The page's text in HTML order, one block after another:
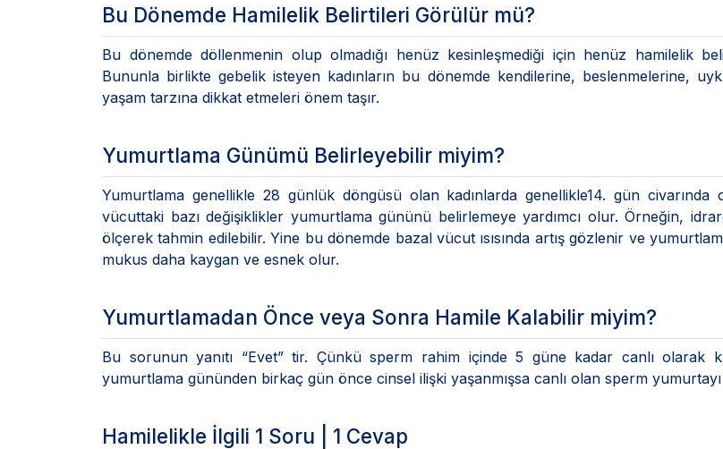
Bu Dönemde Hamilelik Belirtileri Görülür mü?
Bu dönemde döllenmenin olup olmadığı henüz kesinleşmediği için henüz hamilelik
Bununla birlikte gebelik isteyen kadınların bu dönemde kendilerine, beslenmelerine,
yaşam tarzına dikkat etmeleri önem taşır.
Yumurtlama Günümü Belirleyebilir miyim?
Yumurtlama genellikle 28 günlük döngüsü olan kadınlarda genellikle14. gün civarında
vücuttaki bazı değişiklikler yumurtlama gününü belirlemeye yardımcı olur. Örneğin,
ölçerek tahmin edilebilir. Yine bu dönemde bazal vücut ısısında artış gözlenir ve
mukus daha kaygan ve esnek olur.
Yumurtlamadan Önce veya Sonra Hamile Kalabilir miyim?
Bu sorunun yanıtı “Evet” tir. Çünkü sperm rahim içinde 5 güne kadar canlı olarak
yumurtlama gününden birkaç gün önce cinsel ilişki yaşanmışsa canlı olan sperm
Hamilelikle İlgili 1 Soru | 1 Cevap